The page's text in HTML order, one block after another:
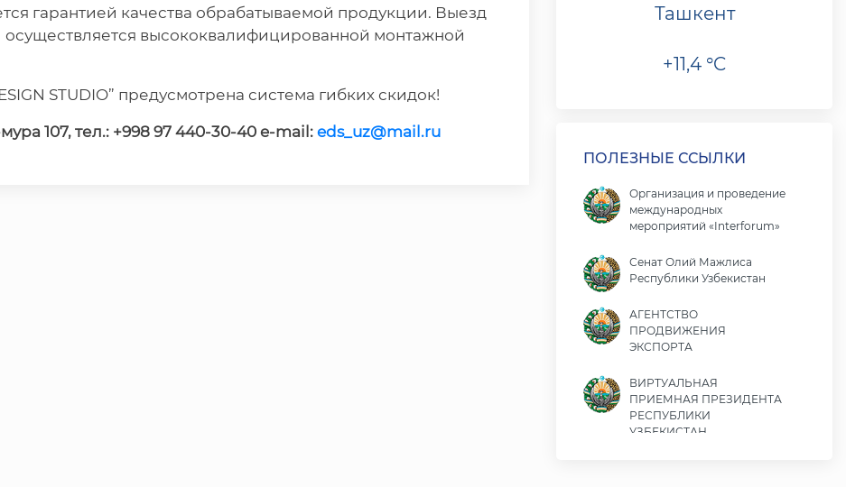
гарантией качества обрабатываемой продукции. Выезд
высококвалифицированной монтажной
STUDIO” предусмотрена система гибких скидок!
107, тел.: +998 97 440-30-40 e-mail: eds_uz@mail.ru
Ташкент
+11,4 °C
ПОЛЕЗНЫЕ ССЫЛКИ
Организация и проведение
международных
мероприятий «Interforum»
Сенат Олий Мажлиса
Республики Узбекистан
АГЕНТСТВО
ПРОДВИЖЕНИЯ
ЭКСПОРТА
ВИРТУАЛЬНАЯ
ПРИЕМНАЯ ПРЕЗИДЕНТА
РЕСПУБЛИКИ
УЗБЕКИСТАН